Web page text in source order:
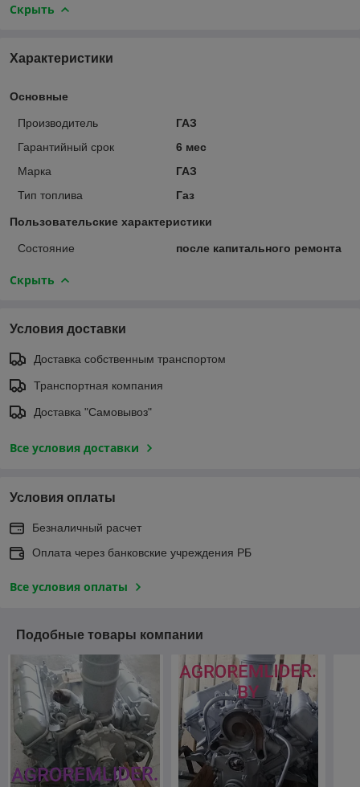
Скрыть
Характеристики
Основные
Производитель
ГАЗ
Гарантийный срок
6 мес
Марка
ГАЗ
Тип топлива
Газ
Пользовательские характеристики
Состояние после капитального ремонта
Скрыть
Условия доставки
Доставка собственным транспортом
Транспортная компания
Доставка "Самовывоз"
Все условия доставки
Условия оплаты
Безналичный расчет
Оплата через банковские учреждения РБ
Все условия оплаты
Подобные товары компании